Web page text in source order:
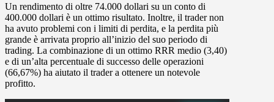
Un rendimento di oltre 74.000 dollari su un conto di
400.000 dollari è un ottimo risultato. Inoltre, il trader non
ha avuto problemi con i limiti di perdita, e la perdita più
grande è arrivata proprio all’inizio del suo periodo di
trading. La combinazione di un ottimo RRR medio (3,40)
e di un’alta percentuale di successo delle operazioni
(66,67%) ha aiutato il trader a ottenere un notevole
profitto.